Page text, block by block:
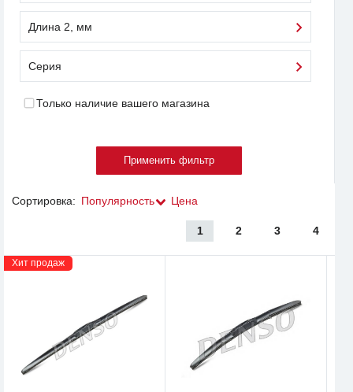
Длина 2, мм
Серия
Только наличие вашего магазина
Сортировка: Популярность Цена
1 2 3 4
Хит продаж